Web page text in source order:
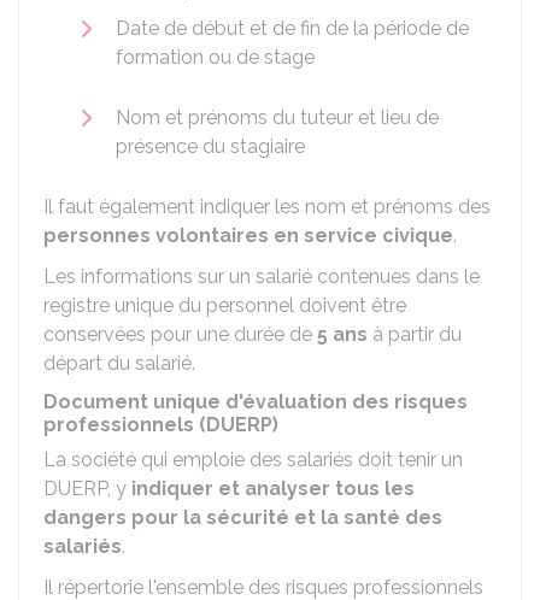
Date de début et de fin de la période de
formation ou de stage
Nom et prénoms du tuteur et lieu de
présence du stagiaire
Il faut également indiquer les nom et prénoms des
personnes volontaires en service civique.
Les informations sur un salarié contenues dans le
registre unique du personnel doivent être
conservées pour une durée de 5 ans à partir du
départ du salarié.
Document unique d'évaluation des risques
professionnels (DUERP)
La société qui emploie des salariés doit tenir un
DUERP, y indiquer et analyser tous les
dangers pour la sécurité et la santé des
salariés.
Il répertorie l'ensemble des risques professionnels